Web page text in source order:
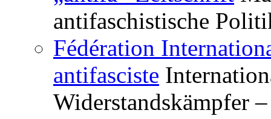
antifaschistische
Fédération
antifasciste
Widerstandskämpfer